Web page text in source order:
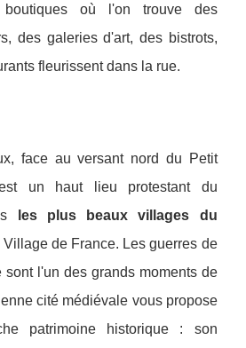
où l'on trouve des
des galeries d'art, des bistrots,
fleurissent dans la rue.
face au versant nord du Petit
est un haut lieu protestant du
les plus beaux villages du
de France. Les guerres de
l'un des grands moments de
cité médiévale vous propose
patrimoine historique : son